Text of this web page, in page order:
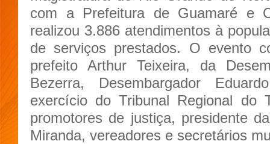
com a Prefeitura de Guamaré e
realizou 3.886 atendimentos à
de serviços prestados. O evento
prefeito Arthur Teixeira, da
Bezerra, Desembargador
exercício do Tribunal Regional do
promotores de justiça, presidente
Miranda, vereadores e secretários